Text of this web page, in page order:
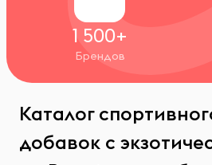
1 500+
Брендов
Каталог
добавок с